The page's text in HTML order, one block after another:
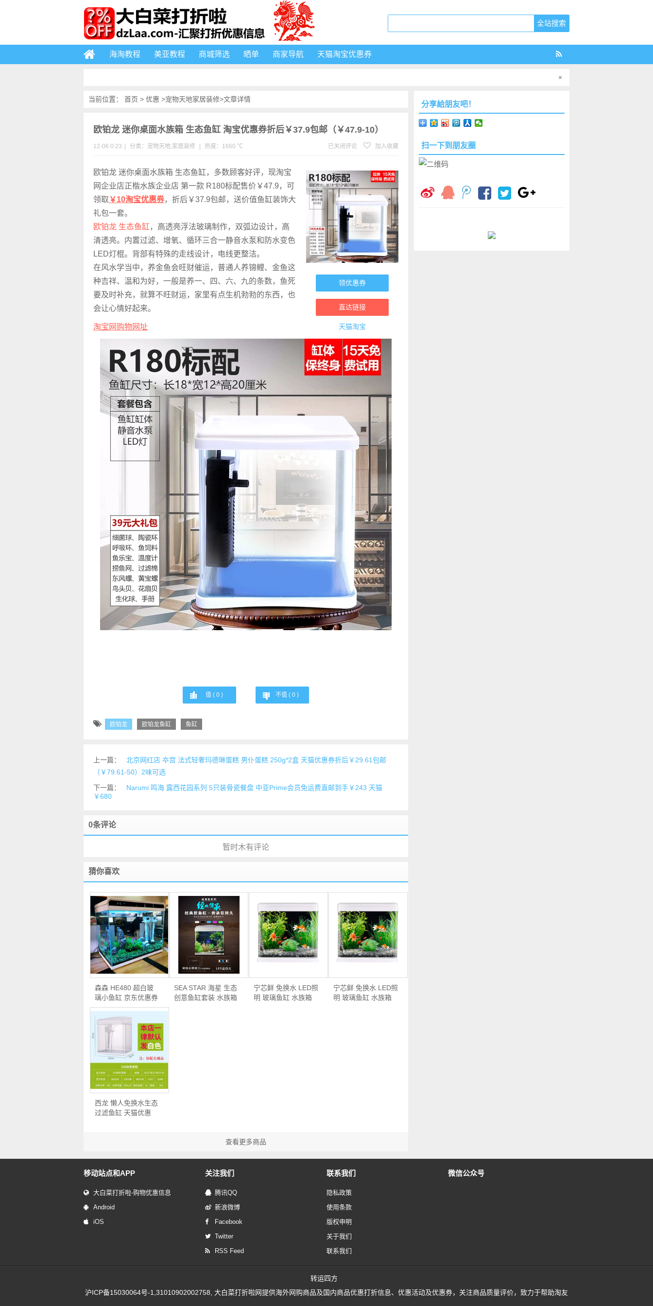
海淘教程 美亚教程 商城筛选 晒单 商家导航 天猫淘宝优惠券
×
当前位置： 首页 > 优惠 >宠物天地家居装修>文章详情
欧铂龙 迷你桌面水族箱 生态鱼缸 淘宝优惠券折后￥37.9包邮（￥47.9-10）
12-06 0:23 分类： 宠物天地,家居装修 热度：1660 ℃ 已关闭评论 加入收藏
领优惠券
直达链接
天猫淘宝
欧铂龙 迷你桌面水族箱 生态鱼缸，多数顾客好评，现淘宝
网企业店正楷水族企业店 第一款 R180标配售价￥47.9，可
领取 ￥10淘宝优惠券，折后￥37.9包邮，送价值鱼缸装饰大
礼包一套。
欧铂龙 生态鱼缸 ， 高透亮浮法玻璃制作，双弧边设计，高
清透亮。内置过滤、增氧、循环三合一静音水泵和防水变色
LED灯棍。背部有特殊的走线设计，电线更整洁。
在风水学当中，养金鱼会旺财催运，普通人养锦鲤、金鱼这
种吉祥、温和为好，一般是养一、四、六、九的条数，鱼死
要及时补充，就算不旺财运，家里有点生机勃勃的东西，也
会让心情好起来。
淘宝网购物网址
值 ( 0 ) 不值 ( 0 )
欧铂龙 欧铂龙鱼缸 鱼缸
上一篇：
北京网红店 夲宫 法式轻奢玛德琳蛋糕 男仆蛋糕 250g*2盒 天猫优惠券折后￥29.61包邮
（￥79.61-50）2味可选
下一篇：
Narumi 鸣海 露西花园系列 5只装骨瓷餐盘 中亚Prime会员免运费直邮到手￥243 天猫
￥680
0条评论
暂时木有评论
猜你喜欢
森森 HE480 超白玻
璃小鱼缸 京东优惠券
折…
SEA STAR 海星 生态
创意鱼缸套装 水族箱
宁芯鲜 免换水 LED照
明 玻璃鱼缸 水族箱
宁芯鲜 免换水 LED照
明 玻璃鱼缸 水族箱
西龙 懒人免换水生态
过滤鱼缸 天猫优惠
查看更多商品
分享給朋友吧！
扫一下到朋友圈
移动站点和APP
大白菜打折啦-购物优惠信息
Android
iOS
关注我们
腾讯QQ
新浪微博
Facebook
Twitter
RSS Feed
联系我们
隐私政策
使用条款
版权申明
关于我们
联系我们
微信公众号
转运四方
沪ICP备15030064号-1 ,31010902002758, 大白菜打折啦网提供海外网购商品及国内商品优惠打折信息、优惠活动及优惠券，关注商品质量评价，致力于帮助淘友